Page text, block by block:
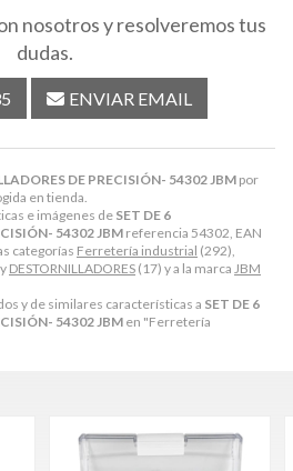
DE PRECISIÓN- 54302 JBM por
en tienda.
e imágenes de SET DE 6
54302 JBM referencia 54302, EAN
categorías Ferretería industrial (292),
DESTORNILLADORES (17) y a la marca JBM
y de similares características a SET DE 6
54302 JBM en "Ferretería
nosotros y resolveremos tus
dudas.
ENVIAR EMAIL